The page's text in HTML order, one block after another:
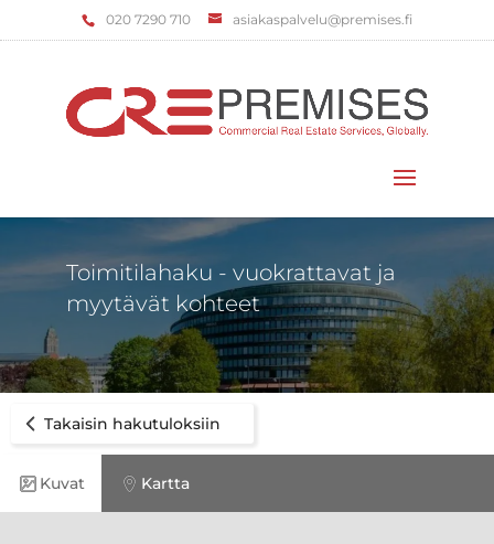
‌020 7290 710 asiakaspalvelu@premises.fi
Toimitilahaku - vuokrattavat ja
myytävät kohteet
Takaisin hakutuloksiin
Kuvat Kartta